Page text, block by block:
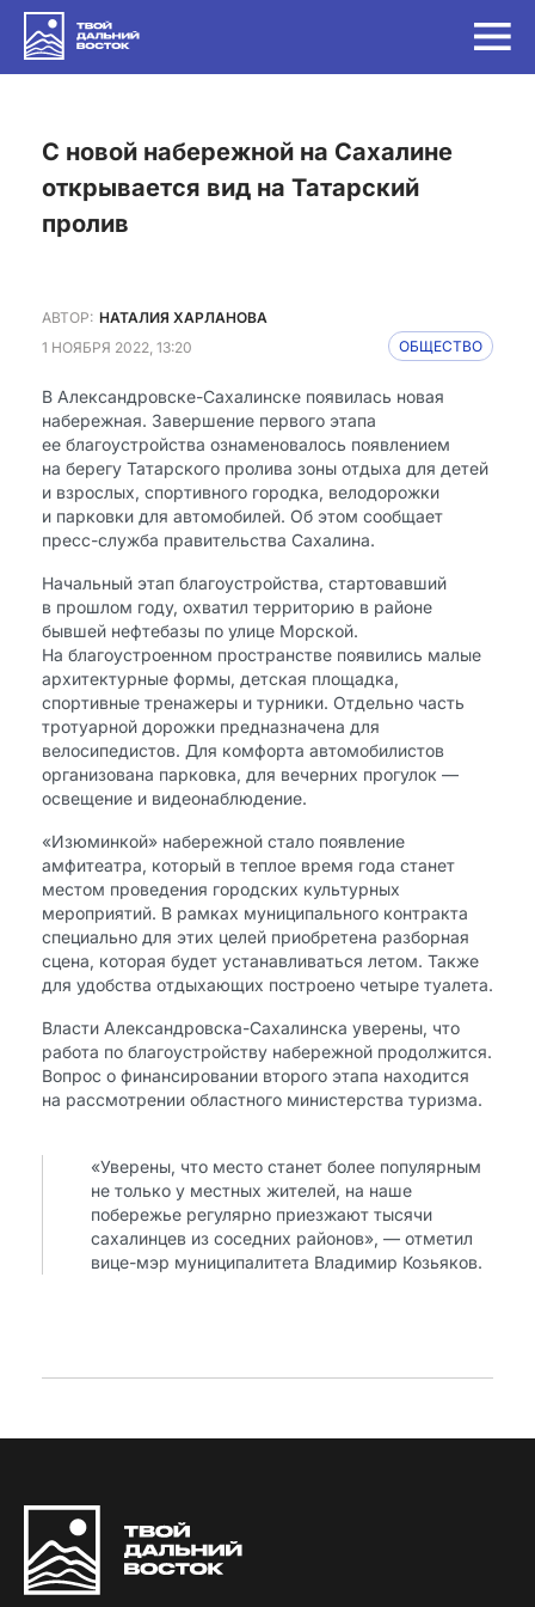
с новой набережной на Сахалине
открывается вид на Татарский
пролив
АВТОР: НАТАЛИЯ ХАРЛАНОВА
1 НОЯБРЯ 2022, 13:20
ОБЩЕСТВО
В Александровске-Сахалинске появилась новая
набережная. Завершение первого этапа
ее благоустройства ознаменовалось появлением
на берегу Татарского пролива зоны отдыха для детей
и взрослых, спортивного городка, велодорожки
и парковки для автомобилей. Об этом сообщает
пресс-служба правительства Сахалина.
Начальный этап благоустройства, стартовавший
в прошлом году, охватил территорию в районе
бывшей нефтебазы по улице Морской.
На благоустроенном пространстве появились малые
архитектурные формы, детская площадка,
спортивные тренажеры и турники. Отдельно часть
тротуарной дорожки предназначена для
велосипедистов. Для комфорта автомобилистов
организована парковка, для вечерних прогулок —
освещение и видеонаблюдение.
«Изюминкой» набережной стало появление
амфитеатра, который в теплое время года станет
местом проведения городских культурных
мероприятий. В рамках муниципального контракта
специально для этих целей приобретена разборная
сцена, которая будет устанавливаться летом. Также
для удобства отдыхающих построено четыре туалета.
Власти Александровска-Сахалинска уверены, что
работа по благоустройству набережной продолжится.
Вопрос о финансировании второго этапа находится
на рассмотрении областного министерства туризма.
«Уверены, что место станет более популярным
не только у местных жителей, на наше
побережье регулярно приезжают тысячи
сахалинцев из соседних районов», — отметил
вице-мэр муниципалитета Владимир Козьяков.